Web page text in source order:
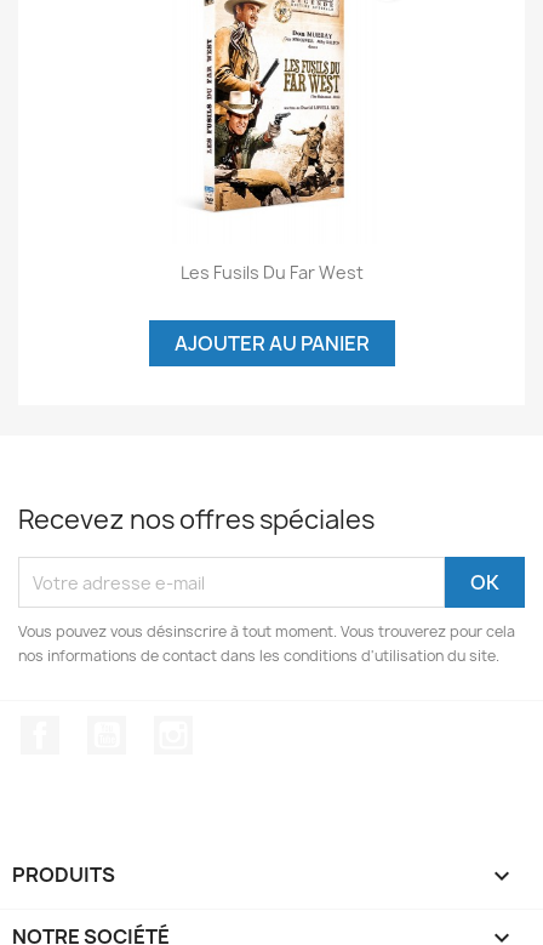
Les Fusils Du Far West
AJOUTER AU PANIER
Recevez nos offres spéciales
Vous pouvez vous désinscrire à tout moment. Vous trouverez pour cela
nos informations de contact dans les conditions d'utilisation du site.
PRODUITS 
NOTRE SOCIÉTÉ 